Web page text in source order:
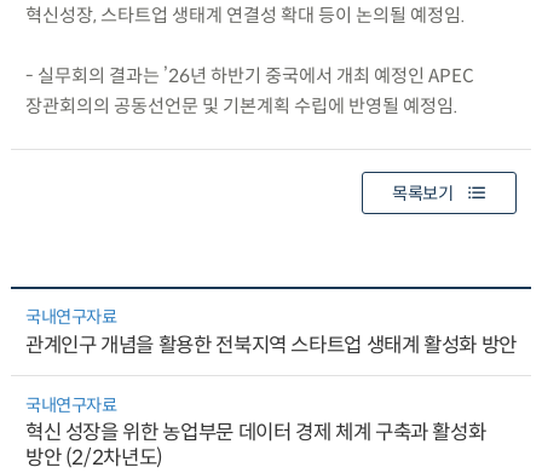
혁신성장, 스타트업 생태계 연결성 확대 등이 논의될 예정임.
- 실무회의 결과는 ’26년 하반기 중국에서 개최 예정인 APEC
장관회의의 공동선언문 및 기본계획 수립에 반영될 예정임.
목록보기
국내연구자료
관계인구 개념을 활용한 전북지역 스타트업 생태계 활성화 방안
국내연구자료
혁신 성장을 위한 농업부문 데이터 경제 체계 구축과 활성화
방안 (2/2차년도)